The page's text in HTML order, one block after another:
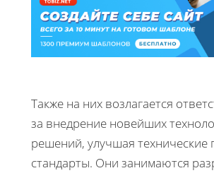
Также на них возлагается
за внедрение новейших
решений, улучшая технические
стандарты. Они занимаются